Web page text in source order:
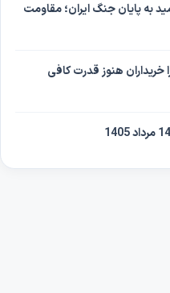
به پایان جنگ ایران؛ مقاومت
۴۲۰۰ دلار؛ چرا خریداران هنوز قدرت کافی